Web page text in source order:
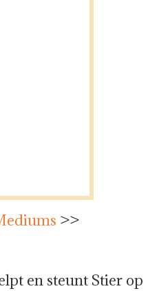
>>
en steunt Stier op